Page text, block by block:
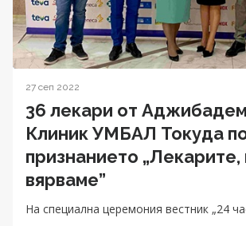
27 сеп 2022
36 лекари от
Клиник УМБАЛ Токуда
признанието „Лекарите,
вярваме”
На специална церемония вестник „24